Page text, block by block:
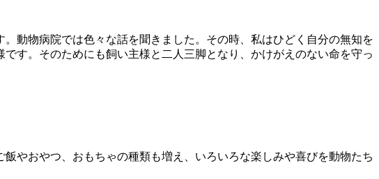
動物病院では色々な話を聞きました。その時、私はひどく自分の無知を
す。そのためにも飼い主様と二人三脚となり、かけがえのない命を守っ
やおやつ、おもちゃの種類も増え、いろいろな楽しみや喜びを動物たち